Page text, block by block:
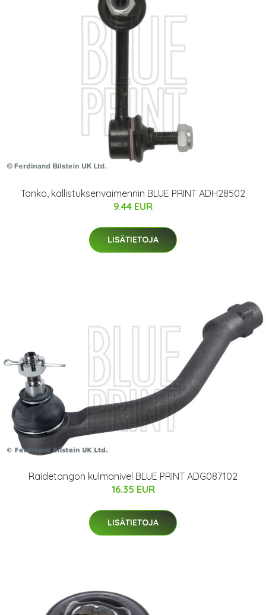
Tanko, kallistuksenvaimennin BLUE PRINT ADH28502
9.44 EUR
LISÄTIETOJA
Raidetangon kulmanivel BLUE PRINT ADG087102
16.35 EUR
LISÄTIETOJA